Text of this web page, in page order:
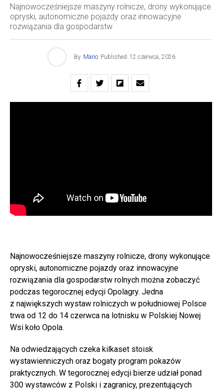
Najnowocześniejsze maszyny rolnicze, drony wykonujące
opryski, autonomiczne pojazdy oraz innowacyjne
rozwiązania dla gospodarstw
By Mario Published 12 czerwca, 2026
Najnowocześniejsze maszyny rolnicze, drony wykonujące
opryski, autonomiczne pojazdy oraz innowacyjne
rozwiązania dla gospodarstw rolnych można zobaczyć
podczas tegorocznej edycji Opolagry. Jedna
z największych wystaw rolniczych w południowej Polsce
trwa od 12 do 14 czerwca na lotnisku w Polskiej Nowej
Wsi koło Opola.
Na odwiedzających czeka kilkaset stoisk
wystawienniczych oraz bogaty program pokazów
praktycznych. W tegorocznej edycji bierze udział ponad
300 wystawców z Polski i zagranicy, prezentujących